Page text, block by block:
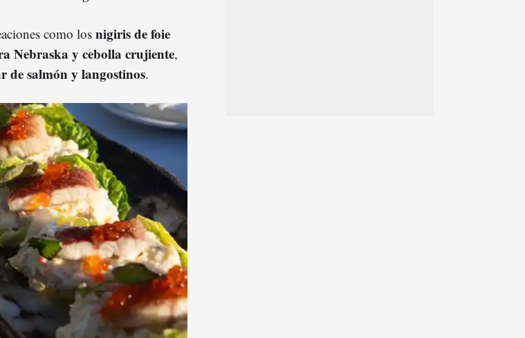
como los nigiris de foie
Nebraska y cebolla crujiente,
de salmón y langostinos.